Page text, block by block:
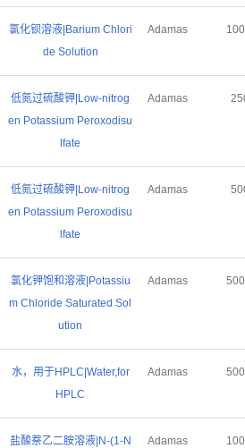
氯化钡溶液|Barium Chlori
de Solution
Adamas
低氮过硫酸钾|Low-nitrog
en Potassium Peroxodisu
lfate
Adamas
低氮过硫酸钾|Low-nitrog
en Potassium Peroxodisu
lfate
Adamas
氯化钾饱和溶液|Potassiu
m Chloride Saturated Sol
ution
Adamas
水，用于HPLC|Water,for
HPLC
Adamas
盐酸萘乙二胺溶液|N-(1-N
Adamas